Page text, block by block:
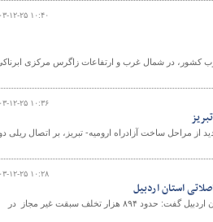
۱۴۰۳-۱۲-۲۵
کشور، در شمال غرب و ارتفاعات زاگرس مرکزی
۱۴۰۳-۱۲-۲۵
مراحل ساخت آزادراه ارومیه- تبریز، بر اتصال ریلی دو
۱۴۰۳-۱۲-۲۵
معاون فنی و راه‌های روستایی اداره کل راهداری و حمل‌ونقل جاده‌ای استان اردبیل گفت: حدود ۸۹۴ هزار تخلف سبقت غیر مجاز در